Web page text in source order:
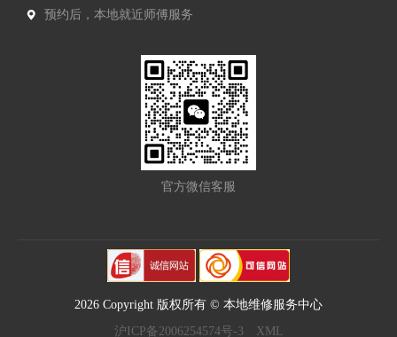
预约后，本地就近师傅服务
官方微信客服
2026 Copyright 版权所有 © 本地维修服务中心
沪ICP备2006254574号-3
XML